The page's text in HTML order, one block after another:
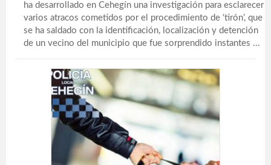
ha desarrollado en Cehegín una investigación para esclarecer
varios atracos cometidos por el procedimiento de ‘tirón’, que
se ha saldado con la identificación, localización y detención
de un vecino del municipio que fue sorprendido instantes ...